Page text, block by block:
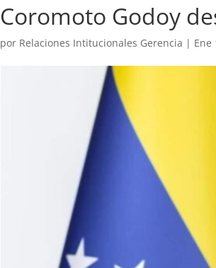
Coromoto Godoy
por Relaciones Intitucionales Gerencia | Ene